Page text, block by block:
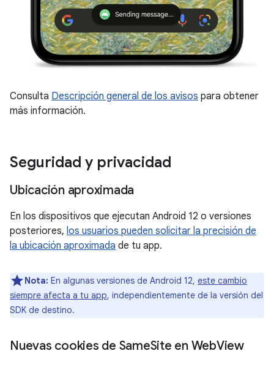
Consulta Descripción general de los avisos para obtener
más información.
Seguridad y privacidad
Ubicación aproximada
En los dispositivos que ejecutan Android 12 o versiones
posteriores, los usuarios pueden solicitar la precisión de
la ubicación aproximada de tu app.
Nota: En algunas versiones de Android 12, este cambio
siempre afecta a tu app, independientemente de la versión del
SDK de destino.
Nuevas cookies de SameSite en WebView